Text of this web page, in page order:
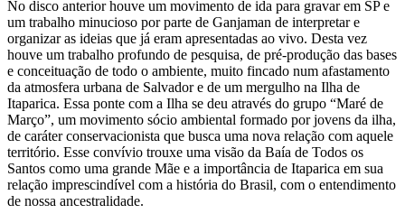
No disco anterior houve um movimento de ida para gravar em SP e
um trabalho minucioso por parte de Ganjaman de interpretar e
organizar as ideias que já eram apresentadas ao vivo. Desta vez
houve um trabalho profundo de pesquisa, de pré-produção das bases
e conceituação de todo o ambiente, muito fincado num afastamento
da atmosfera urbana de Salvador e de um mergulho na Ilha de
Itaparica. Essa ponte com a Ilha se deu através do grupo “Maré de
Março”, um movimento sócio ambiental formado por jovens da ilha,
de caráter conservacionista que busca uma nova relação com aquele
território. Esse convívio trouxe uma visão da Baía de Todos os
Santos como uma grande Mãe e a importância de Itaparica em sua
relação imprescindível com a história do Brasil, com o entendimento
de nossa ancestralidade.